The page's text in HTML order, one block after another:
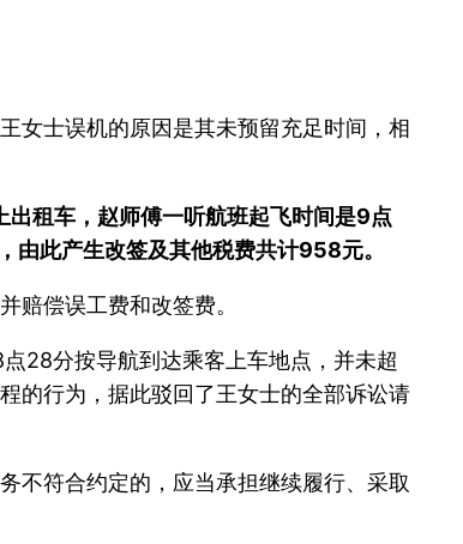
女士误机的原因是其未预留充足时间，相
租车，赵师傅一听航班起飞时间是9点
此产生改签及其他税费共计958元。
赔偿误工费和改签费。
28分按导航到达乘客上车地点，并未超
的行为，据此驳回了王女士的全部诉讼请
不符合约定的，应当承担继续履行、采取